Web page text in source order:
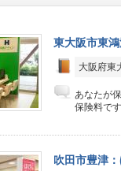
東大阪市東
大阪府東
あなたが
保険料で
吹田市豊津